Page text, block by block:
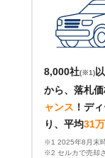
8,000社(※1)
から、落札価
ャンス ！ デ
り、平均31
※1 2025年8月末
※2 セルカで売却